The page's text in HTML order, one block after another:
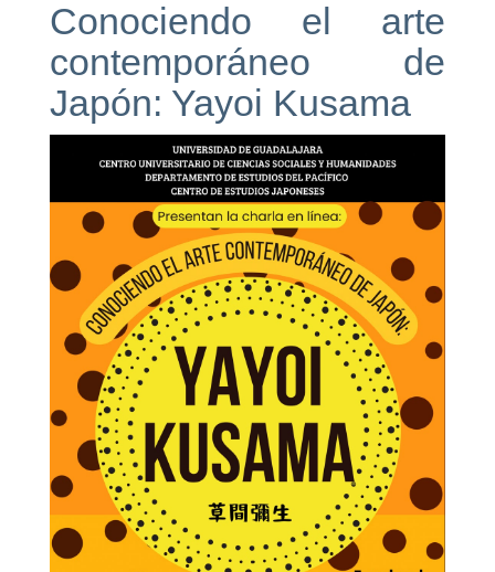
Conociendo el arte
contemporáneo de
Japón: Yayoi Kusama